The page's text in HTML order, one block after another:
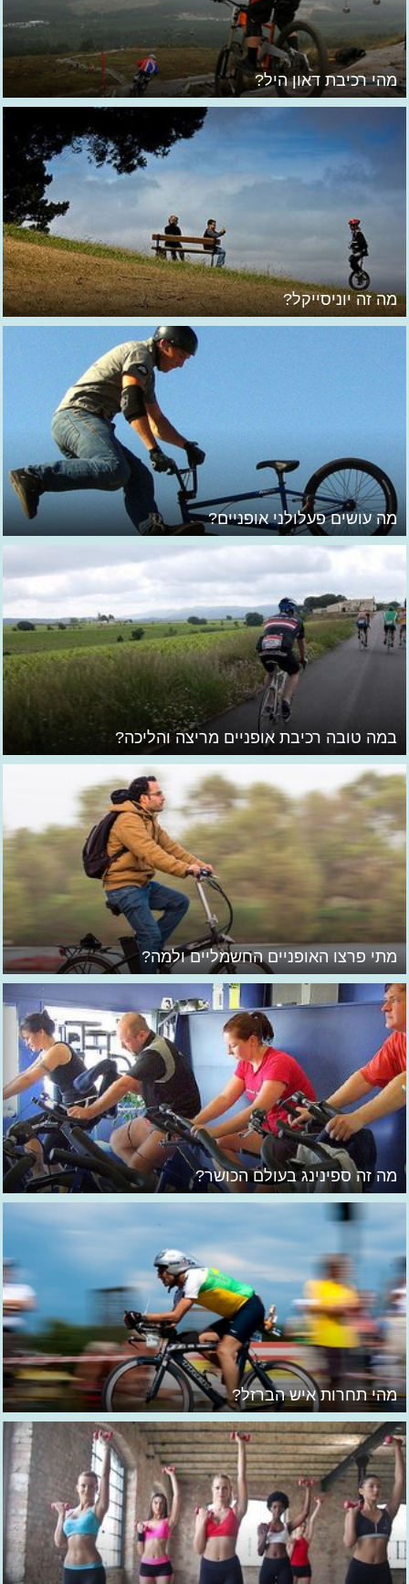
מהי רכיבת דאון היל?
מה זה יוניסייקל?
מה עושים פעלולני אופניים?
במה טובה רכיבת אופניים מריצה והליכה?
מתי פרצו האופניים החשמליים ולמה?
מה זה ספינינג בעולם הכושר?
מהי תחרות איש הברזל?